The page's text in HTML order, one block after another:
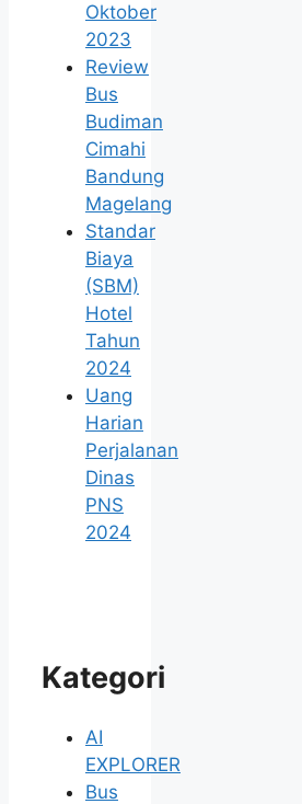
Oktober
2023
Review
Bus
Budiman
Cimahi
Bandung
Magelang
Standar
Biaya
(SBM)
Hotel
Tahun
2024
Uang
Harian
Perjalanan
Dinas
PNS
2024
Kategori
AI
EXPLORER
Bus